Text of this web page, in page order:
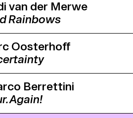
van der Merwe
Rainbows
Oosterhoff
Berrettini
Again!